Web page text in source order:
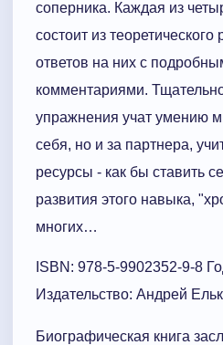
соперника. Каждая из
состоит из теоретического
ответов на них с
комментариями.
упражнения учат умению
себя, но и за партнера,
ресурсы - как бы ставить
развития этого навыка,
многих…
ISBN: 978-5-9902352-9-8
Издательство: Андрей
Биографическая книга